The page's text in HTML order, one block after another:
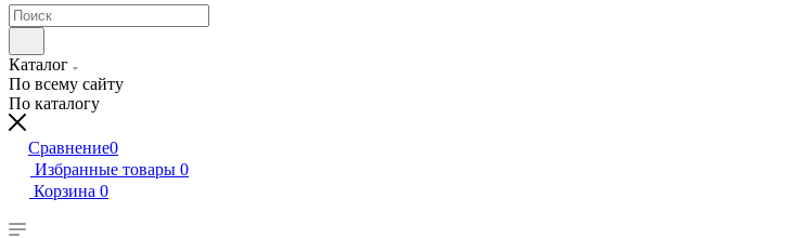
Каталог
По всему сайту
По каталогу
Сравнение0
Избранные товары 0
Корзина 0